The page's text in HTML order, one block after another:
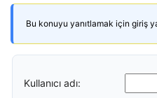
Bu konuyu yanıtlamak için giriş
Kullanıcı adı: